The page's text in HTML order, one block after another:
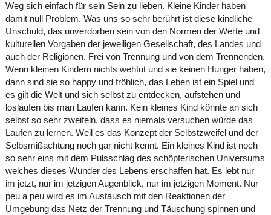
Weg sich einfach für sein Sein zu lieben. Kleine Kinder haben
damit null Problem. Was uns so sehr berührt ist diese kindliche
Unschuld, das unverdorben sein von den Normen der Werte und
kulturellen Vorgaben der jeweiligen Gesellschaft, des Landes und
auch der Religionen. Frei von Trennung und von dem Trennenden.
Wenn kleinen Kindern nichts wehtut und sie keinen Hunger haben,
dann sind sie so happy und fröhlich, das Leben ist ein Spiel und
es gilt die Welt und sich selbst zu entdecken, aufstehen und
loslaufen bis man Laufen kann. Kein kleines Kind könnte an sich
selbst so sehr zweifeln, dass es niemals versuchen würde das
Laufen zu lernen. Weil es das Konzept der Selbstzweifel und der
Selbsmißachtung noch gar nicht kennt. Ein kleines Kind ist noch
so sehr eins mit dem Pulsschlag des schöpferischen Universums
welches dieses Wunder des Lebens erschaffen hat. Es lebt nur
im jetzt, nur im jetzigen Augenblick, nur im jetzigen Moment. Nur
peu a peu wird es im Austausch mit den Reaktionen der
Umgebung das Netz der Trennung und Täuschung spinnen und